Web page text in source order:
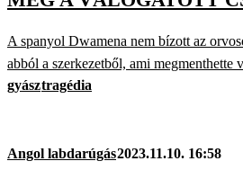
A spanyol Dwamena nem bízott az
abból a szerkezetből, ami megmenthette
gyásztragédia
Angol labdarúgás2023.11.10. 16:58